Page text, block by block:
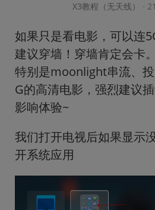
X3教程（无天线） ·
如果只是看电影，可以连
建议穿墙！穿墙肯定会卡
特别是moonlight串流、
G的高清电影，强烈建议
影响体验~
我们打开电视后如果显示
开系统应用